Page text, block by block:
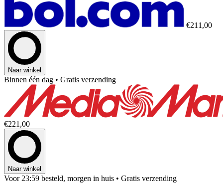
€211,00
Naar winkel
Binnen één dag • Gratis verzending
€221,00
Naar winkel
Voor 23:59 besteld, morgen in huis • Gratis verzending